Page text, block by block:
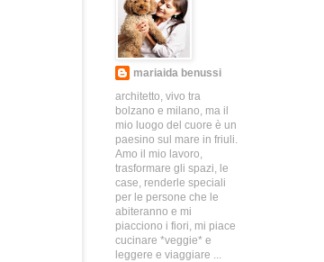
mariaida benussi
architetto, vivo tra
bolzano e milano, ma il
mio luogo del cuore è un
paesino sul mare in friuli.
Amo il mio lavoro,
trasformare gli spazi, le
case, renderle speciali
per le persone che le
abiteranno e mi
piacciono i fiori, mi piace
cucinare *veggie* e
leggere e viaggiare ...